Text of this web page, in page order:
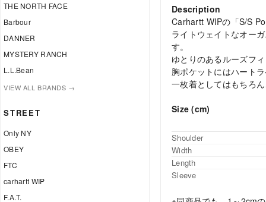
THE NORTH FACE
Barbour
DANNER
MYSTERY RANCH
L.L.Bean
VIEW ALL BRANDS →
STREET
Only NY
OBEY
FTC
carhartt WIP
F.A.T.
Description
Carhartt WIPの「S/S
ライトウェイトなオー
す。
ゆとりのあるルーズフ
胸ポケットにはハート
一枚着としてはもちろ
Size (cm)
Shoulder
Width
Length
Sleeve